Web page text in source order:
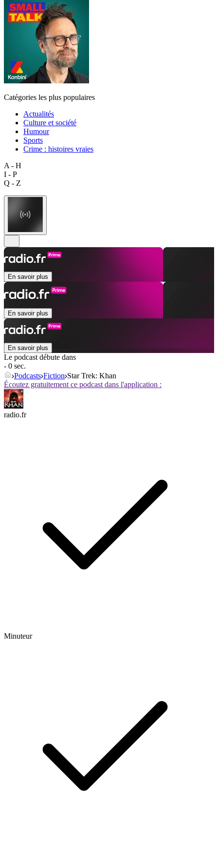
Catégories les plus populaires
Actualités
Culture et société
Humour
Sports
Crime : histoires vraies
A - H
I - P
Q - Z
En savoir plus
En savoir plus
En savoir plus
Le podcast débute dans
- 0 sec.
Podcasts Fiction Star Trek: Khan
Écoutez gratuitement ce podcast dans l'application :
radio.fr
Minuteur